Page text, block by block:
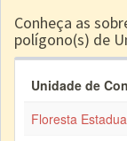
Conheça as
polígono(s) de
Unidade de
Floresta